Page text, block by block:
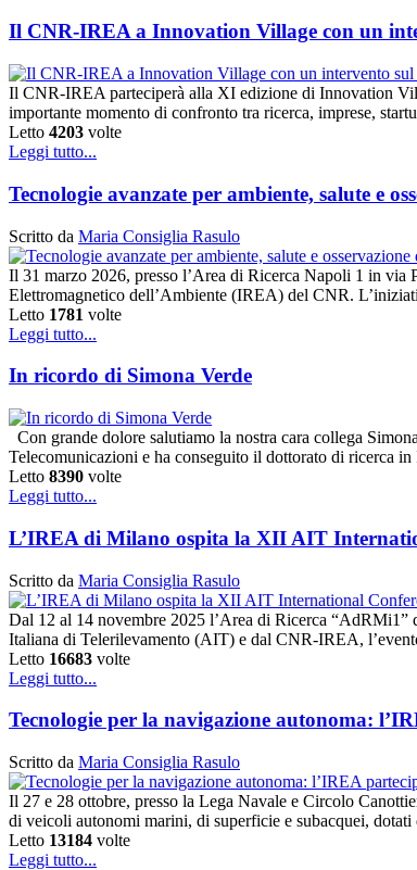
Il CNR-IREA a Innovation Village con un
Il CNR-IREA parteciperà alla XI edizione di Innovation
importante momento di confronto tra ricerca, imprese,
Letto 4203 volte
Leggi tutto...
Tecnologie avanzate per ambiente, salute e
Scritto da Maria Consiglia Rasulo
Il 31 marzo 2026, presso l’Area di Ricerca Napoli 1 in
Elettromagnetico dell’Ambiente (IREA) del CNR.
Letto 1781 volte
Leggi tutto...
In ricordo di Simona Verde
Con grande dolore salutiamo la nostra cara collega
Telecomunicazioni e ha conseguito il dottorato di ricerca
Letto 8390 volte
Leggi tutto...
L’IREA di Milano ospita la XII AIT
Scritto da Maria Consiglia Rasulo
Dal 12 al 14 novembre 2025 l’Area di Ricerca
Italiana di Telerilevamento (AIT) e dal CNR-IREA,
Letto 16683 volte
Leggi tutto...
Tecnologie per la navigazione autonoma:
Scritto da Maria Consiglia Rasulo
Il 27 e 28 ottobre, presso la Lega Navale e Circolo
di veicoli autonomi marini, di superficie e subacquei,
Letto 13184 volte
Leggi tutto...